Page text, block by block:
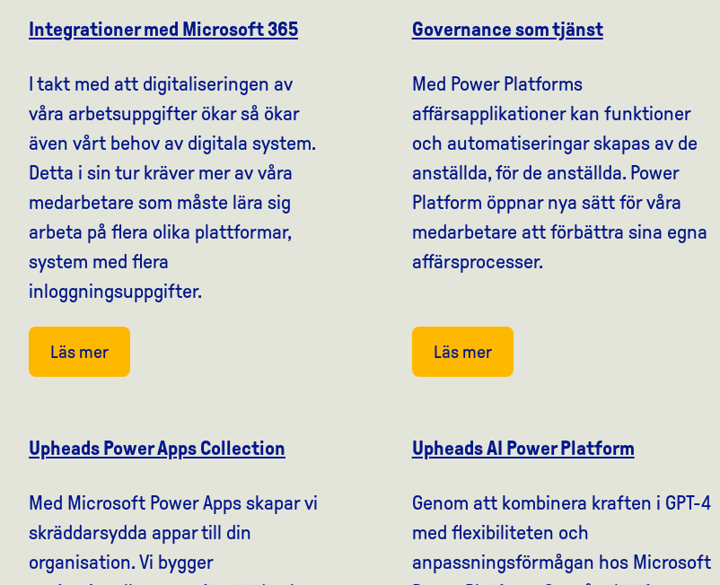
Integrationer med Microsoft 365
I takt med att digitaliseringen av
våra arbetsuppgifter ökar så ökar
även vårt behov av digitala system.
Detta i sin tur kräver mer av våra
medarbetare som måste lära sig
arbeta på flera olika plattformar,
system med flera
inloggningsuppgifter.
Läs mer
Governance som tjänst
Med Power Platforms
affärsapplikationer kan funktioner
och automatiseringar skapas av de
anställda, för de anställda. Power
Platform öppnar nya sätt för våra
medarbetare att förbättra sina egna
affärsprocesser.
Läs mer
Upheads Power Apps Collection
Med Microsoft Power Apps skapar vi
skräddarsydda appar till din
organisation. Vi bygger
Upheads AI Power Platform
Genom att kombinera kraften i GPT-4
med flexibiliteten och
anpassningsförmågan hos Microsoft